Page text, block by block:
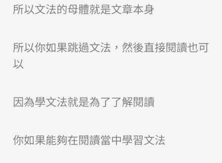
所以文法的母體就是文章本身
所以你如果跳過文法，然後直接閱讀也可
以
因為學文法就是為了了解閱讀
你如果能夠在閱讀當中學習文法